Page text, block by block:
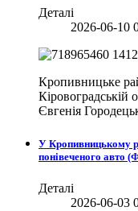
Деталі
2026-06-10
Кропивницьке
Кіровоградській
Євгенія
У Кропивницькому
понівеченого авто
Деталі
2026-06-03